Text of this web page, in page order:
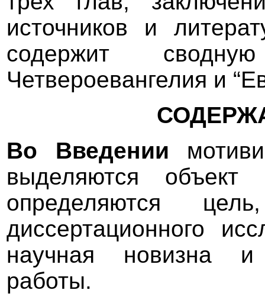
источников и
содержит
Четвероевангелия и
Во Введении
выделяются объект
определяются
диссертационного
научная новизна и
работы.